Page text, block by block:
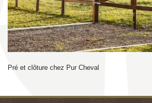
Pré et clôture chez Pur Cheval